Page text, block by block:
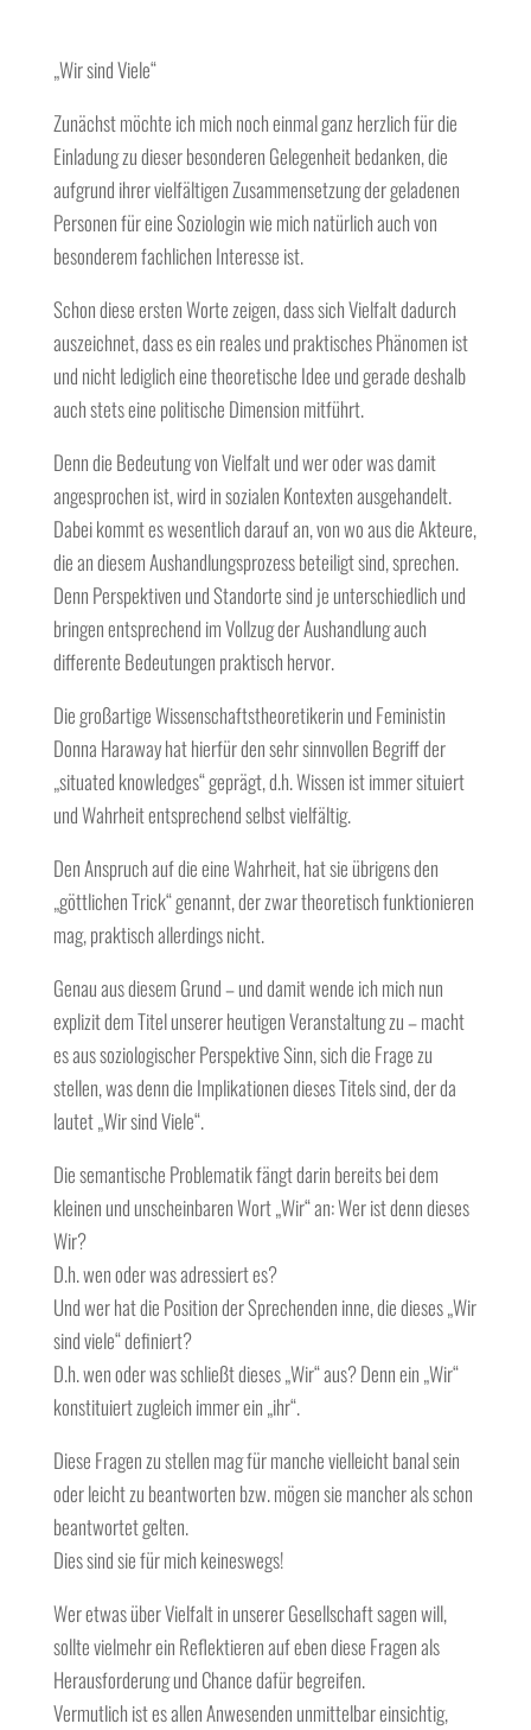
„Wir sind Viele“
Zunächst möchte ich mich noch einmal ganz herzlich für die
Einladung zu dieser besonderen Gelegenheit bedanken, die
aufgrund ihrer vielfältigen Zusammensetzung der geladenen
Personen für eine Soziologin wie mich natürlich auch von
besonderem fachlichen Interesse ist.
Schon diese ersten Worte zeigen, dass sich Vielfalt dadurch
auszeichnet, dass es ein reales und praktisches Phänomen ist
und nicht lediglich eine theoretische Idee und gerade deshalb
auch stets eine politische Dimension mitführt.
Denn die Bedeutung von Vielfalt und wer oder was damit
angesprochen ist, wird in sozialen Kontexten ausgehandelt.
Dabei kommt es wesentlich darauf an, von wo aus die Akteure,
die an diesem Aushandlungsprozess beteiligt sind, sprechen.
Denn Perspektiven und Standorte sind je unterschiedlich und
bringen entsprechend im Vollzug der Aushandlung auch
differente Bedeutungen praktisch hervor.
Die großartige Wissenschaftstheoretikerin und Feministin
Donna Haraway hat hierfür den sehr sinnvollen Begriff der
„situated knowledges“ geprägt, d.h. Wissen ist immer situiert
und Wahrheit entsprechend selbst vielfältig.
Den Anspruch auf die eine Wahrheit, hat sie übrigens den
„göttlichen Trick“ genannt, der zwar theoretisch funktionieren
mag, praktisch allerdings nicht.
Genau aus diesem Grund – und damit wende ich mich nun
explizit dem Titel unserer heutigen Veranstaltung zu – macht
es aus soziologischer Perspektive Sinn, sich die Frage zu
stellen, was denn die Implikationen dieses Titels sind, der da
lautet „Wir sind Viele“.
Die semantische Problematik fängt darin bereits bei dem
kleinen und unscheinbaren Wort „Wir“ an: Wer ist denn dieses
Wir?
D.h. wen oder was adressiert es?
Und wer hat die Position der Sprechenden inne, die dieses „Wir
sind viele“ definiert?
D.h. wen oder was schließt dieses „Wir“ aus? Denn ein „Wir“
konstituiert zugleich immer ein „ihr“.
Diese Fragen zu stellen mag für manche vielleicht banal sein
oder leicht zu beantworten bzw. mögen sie mancher als schon
beantwortet gelten.
Dies sind sie für mich keineswegs!
Wer etwas über Vielfalt in unserer Gesellschaft sagen will,
sollte vielmehr ein Reflektieren auf eben diese Fragen als
Herausforderung und Chance dafür begreifen.
Vermutlich ist es allen Anwesenden unmittelbar einsichtig,